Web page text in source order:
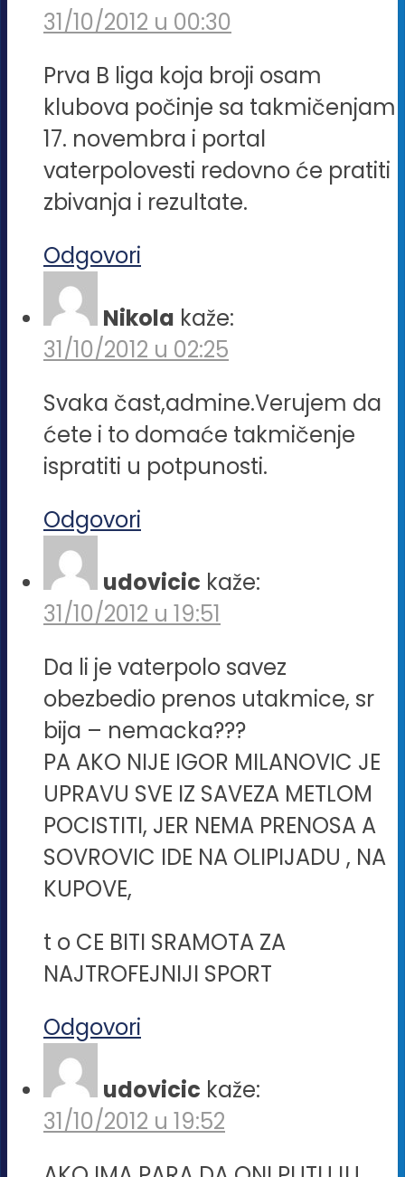
31/10/2012 u 00:30
Prva B liga koja broji osam
klubova počinje sa takmičenjam
17. novembra i portal
vaterpolovesti redovno će pratiti
zbivanja i rezultate.
Odgovori
Nikola kaže:
31/10/2012 u 02:25
Svaka čast,admine.Verujem da
ćete i to domaće takmičenje
ispratiti u potpunosti.
Odgovori
udovicic kaže:
31/10/2012 u 19:51
Da li je vaterpolo savez
obezbedio prenos utakmice, sr
bija – nemacka???
PA AKO NIJE IGOR MILANOVIC JE
UPRAVU SVE IZ SAVEZA METLOM
POCISTITI, JER NEMA PRENOSA A
SOVROVIC IDE NA OLIPIJADU , NA
KUPOVE,
t o CE BITI SRAMOTA ZA
NAJTROFEJNIJI SPORT
Odgovori
udovicic kaže:
31/10/2012 u 19:52